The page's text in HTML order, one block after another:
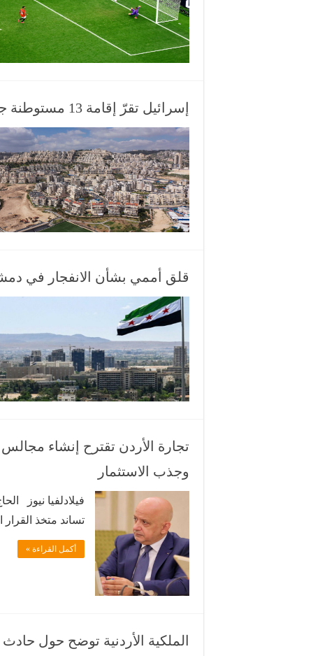
إسرائيل تقرّ إقامة 13 مستوطنة جديدة لعزل القدس عن محيطها الفلسطيني
قلق أممي بشأن الانفجار في
تجارة الأردن تقترح إنشاء
وجذب الاستثمار
فيلادلفيا نيوز
تساند متخذ
عليها والاستثمار
تجارة الأردن إلى
أكمل القراءة »
الملكية الأردنية توضح حول